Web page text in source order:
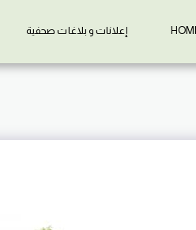
إعلانات و بلاغات صحفية